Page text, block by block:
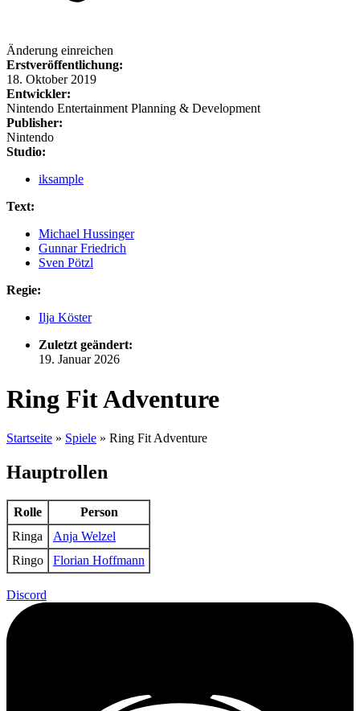
Änderung einreichen
Erstveröffentlichung:
18. Oktober 2019
Entwickler:
Nintendo Entertainment Planning & Development
Publisher:
Nintendo
Studio:
iksample
Text:
Michael Hussinger
Gunnar Friedrich
Sven Pötzl
Regie:
Ilja Köster
Zuletzt geändert:
19. Januar 2026
Ring Fit Adventure
Startseite » Spiele » Ring Fit Adventure
Hauptrollen
Rolle
Person
Ringa
Anja Welzel
Ringo
Florian Hoffmann
Discord